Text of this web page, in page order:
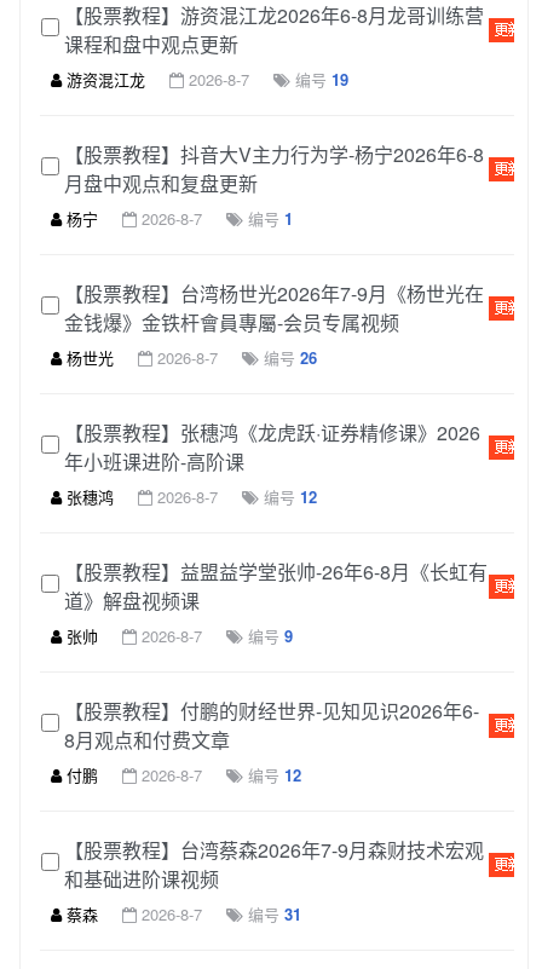
【股票教程】游资混江龙2026年6-8月龙哥训练营
课程和盘中观点更新
游资混江龙 2026-8-7 编号 19
【股票教程】抖音大V主力行为学-杨宁2026年6-8
月盘中观点和复盘更新
杨宁 2026-8-7 编号 1
【股票教程】台湾杨世光2026年7-9月《杨世光在
金钱爆》金铁杆會員專屬-会员专属视频
杨世光 2026-8-7 编号 26
【股票教程】张穗鸿《龙虎跃·证券精修课》2026
年小班课进阶-高阶课
张穗鸿 2026-8-7 编号 12
【股票教程】益盟益学堂张帅-26年6-8月《长虹有
道》解盘视频课
张帅 2026-8-7 编号 9
【股票教程】付鹏的财经世界-见知见识2026年6-
8月观点和付费文章
付鹏 2026-8-7 编号 12
【股票教程】台湾蔡森2026年7-9月森财技术宏观
和基础进阶课视频
蔡森 2026-8-7 编号 31